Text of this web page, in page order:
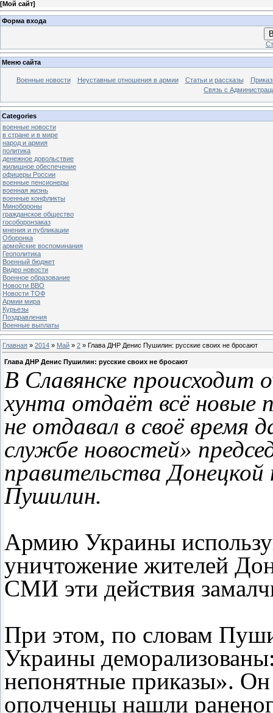
[Мой сайт]
Форма входа
Меню сайта
Военные новости Неуставные отношения в армии Статьи и рассказы
Связь с
Categories
военные новости
в стране и в мире
народ и армия
политика
денежное довольствие
жилищное обеспечение
офицеры России
военные пенсионеры
военная жизнь
военные конфликты
Минобороны
гражданское общество
гособоронзаказ
мнения и публикации
Оборонка
армейские воспоминания
Геополитика
Военный бюджет
Видео новости
Военное образование
Новости ВВО
Новости ТОФ
Армии мира
Курьезы
Поздравления
Военные выплаты
Главная » 2014 » Май » 2 » Глава ДНР Денис Пушилин: русские своих не бросают
Глава ДНР Денис Пушилин: русские своих не бросают
В Славянске происходит
хунта отдаёт всё новые
не отдавал в своё время
службе новостей»
правительства Донецкой
Пушилин.
Армию Украины
уничтожение жителей
СМИ эти действия
При этом, по словам
Украины
непонятные приказы». Он
ополченцы нашли